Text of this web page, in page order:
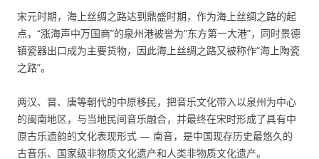
宋元时期，海上丝绸之路达到鼎盛时期，作为海上丝绸之路的起
点，“涨海声中万国商”的泉州港被誉为”东方第一大港”，同时景德
镇瓷器出口成为主要货物，因此海上丝绸之路又被称作“海上陶瓷
之路”。
两汉、晋、唐等朝代的中原移民，把音乐文化带入以泉州为中心
的闽南地区，与当地民间音乐融合，并最终在宋时形成了具有中
原古乐遗韵的文化表现形式 — 南音，是中国现存历史最悠久的
古音乐、国家级非物质文化遗产和人类非物质文化遗产。